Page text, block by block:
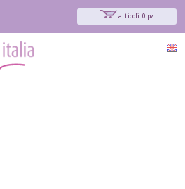
articoli: 0 pz.
ai nostri libri?